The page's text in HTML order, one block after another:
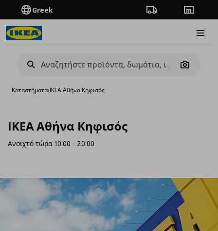
Greek Πορεία παραγγελίας
Camera
Καταστήματα›IKEA Αθήνα Κηφισός
IKEA Αθήνα Κηφισός
Ανοιχτό τώρα 10:00 - 20:00